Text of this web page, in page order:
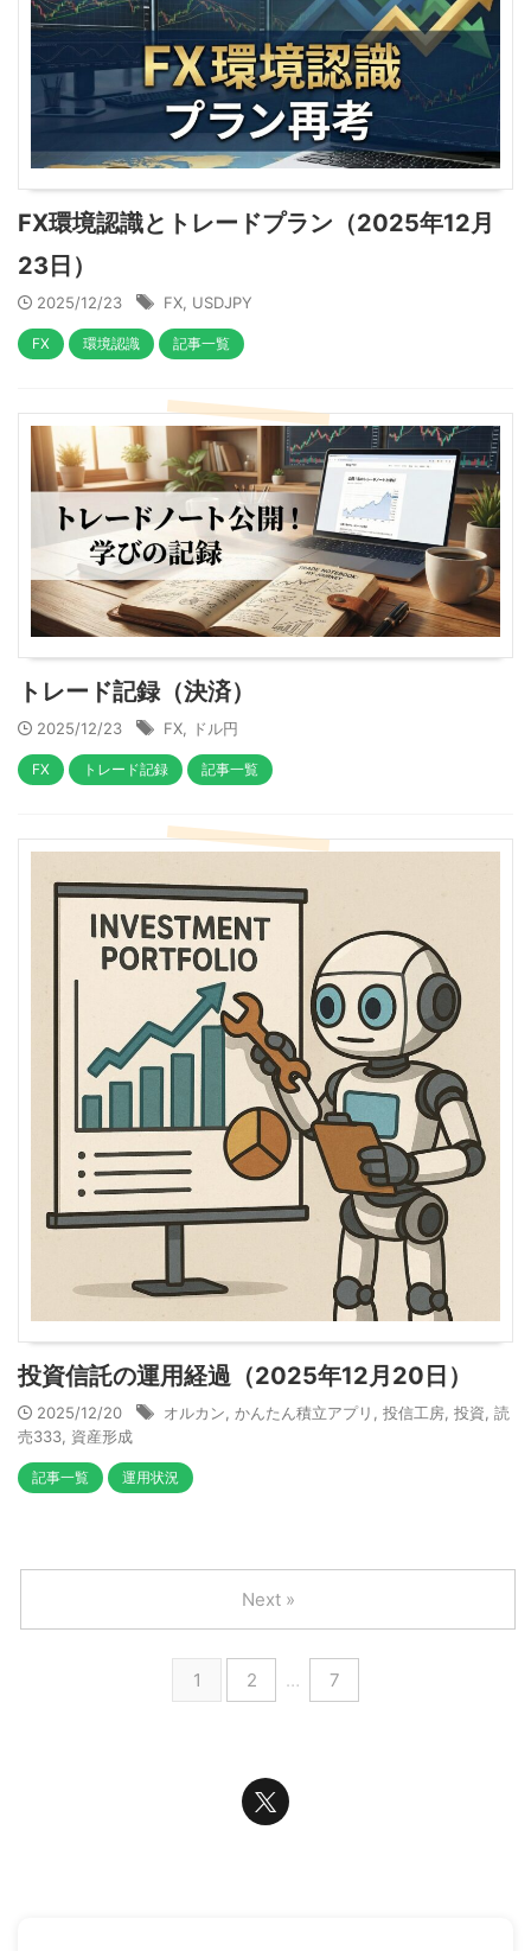
FX環境認識とトレードプラン（2025年12月
23日）
2025/12/23 FX USDJPY
FX 環境認識 記事一覧
トレード記録（決済）
2025/12/23 FX, ドル円
FX トレード記録 記事一覧
投資信託の運用経過（2025年12月20日）
2025/12/20 オルカン, かんたん積立アプリ , 投信工房, 投資, 読
売333, 資産形成
記事一覧 運用状況
1 2 … 7
Next »